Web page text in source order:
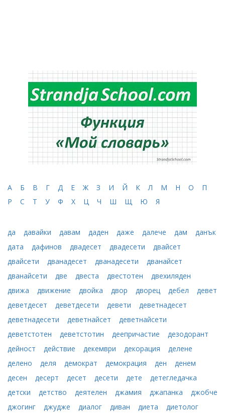
А Б В Г Д Е Ж З И Й К Л М Н О
П
Р
С Т У Ф Х Ц Ч Ш Щ Ю Я
да давайки давам даден даже далече дам
данък
дата
дафинов двадесет двадесети
двайсет
двайсети
дванадесет дванадесети
дванайсет
дванайсети
две двеста двестотен
двехиляден
движа
движение двойка двор дворец дебел
девет
деветдесет
деветдесети девети
деветнадесет
деветнадесети
деветнайсет
деветнайсети
деветстотен
деветстотин деепричастие
дезодорант
дейност
действие декември декорация
делене
делено
деля демократ демокрация ден
денем
десен
десерт десет десети дете
детегледачка
детски
детство деятелен джамия джапанка
джобче
джогинг
джудже диалог диван диета
диетолог